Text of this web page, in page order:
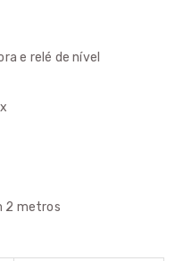
e relé de nível
2 metros